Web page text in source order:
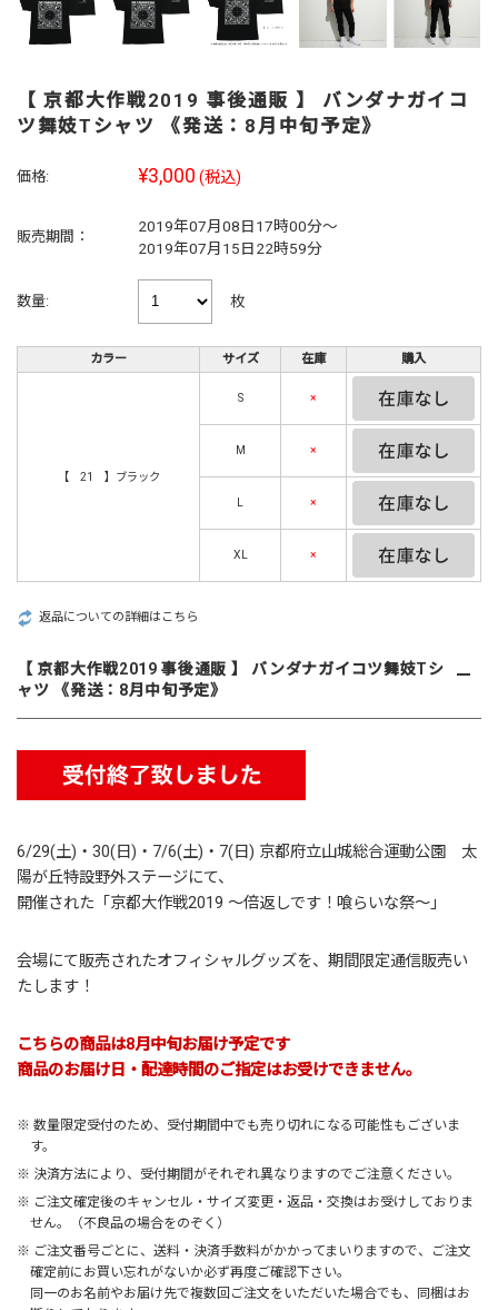
【 京都大作戦2019 事後通販 】 バンダナガイコ
ツ舞妓Tシャツ 《発送：8月中旬予定》
価格: ¥3,000 (税込)
販売期間：
2019年07月08日17時00分～
2019年07月15日22時59分
数量: 枚
カラー サイズ 在庫 購入
【 21 】ブラック
S ×
M ×
L ×
XL ×
返品についての詳細はこちら
【 京都大作戦2019 事後通販 】 バンダナガイコツ舞妓Tシ
ャツ 《発送：8月中旬予定》
6/29(土)・30(日)・7/6(土)・7(日) 京都府立山城総合運動公園 太
陽が丘特設野外ステージにて、
開催された「 京都大作戦2019 ～倍返しです！喰らいな祭～ 」
会場にて販売されたオフィシャルグッズを、期間限定通信販売い
たします！
こちらの商品は8月中旬お届け予定です
商品のお届け日・配達時間のご指定はお受けできません。
※ 数量限定受付のため、受付期間中でも売り切れになる可能性もございま
す。
※ 決済方法により、受付期間がそれぞれ異なりますのでご注意ください。
※ ご注文確定後のキャンセル・サイズ変更・返品・交換はお受けしておりま
せん。（不良品の場合をのぞく）
※ ご注文番号ごとに、送料・決済手数料がかかってまいりますので、ご注文
確定前にお買い忘れがないか必ず再度ご確認下さい。
同一のお名前やお届け先で複数回ご注文をいただいた場合でも、同梱はお